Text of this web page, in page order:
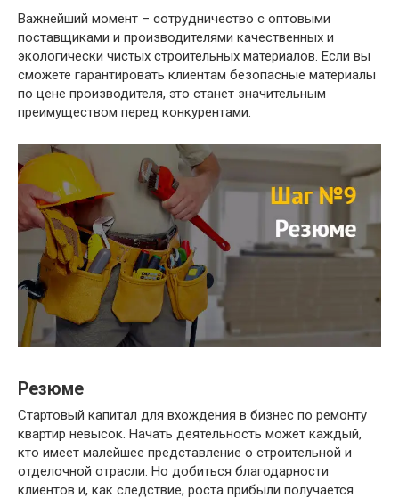
Важнейший момент – сотрудничество с оптовыми
поставщиками и производителями качественных и
экологически чистых строительных материалов. Если вы
сможете гарантировать клиентам безопасные материалы
по цене производителя, это станет значительным
преимуществом перед конкурентами.
Резюме
Стартовый капитал для вхождения в бизнес по ремонту
квартир невысок. Начать деятельность может каждый,
кто имеет малейшее представление о строительной и
отделочной отрасли. Но добиться благодарности
клиентов и, как следствие, роста прибыли получается